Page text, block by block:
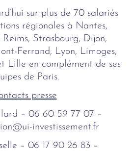
sur plus de 70 salariés
régionales à Nantes,
Reims, Strasbourg, Dijon,
Ferrand, Lyon, Limoges,
Lille en complément de ses
de Paris.
presse
– 06 60 59 77 07 –
investissement.fr
– 06 17 90 26 83 –